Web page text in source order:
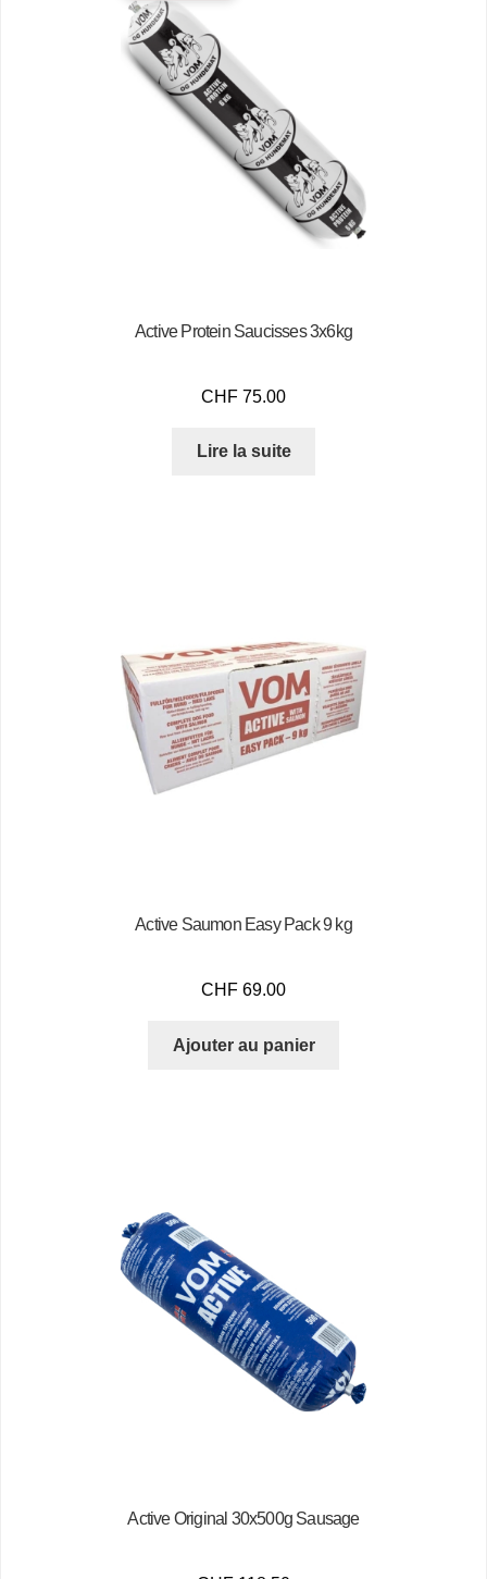
Active Protein Saucisses 3x6kg
CHF 75.00
Lire la suite
Active Saumon Easy Pack 9 kg
CHF 69.00
Ajouter au panier
Active Original 30x500g Sausage